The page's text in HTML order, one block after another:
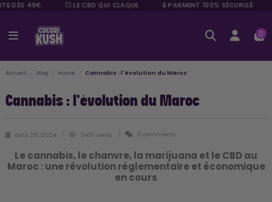
DÈS 49€ 💥 LE CBD QUI CLAQUE 🔒 PAIEMENT 100% SÉCURISÉ
0
Accueil Blog Home Cannabis : l'évolution du Maroc
Cannabis : l'évolution du Maroc
août 25, 2024 3451 views 0 comments
Le cannabis, le chanvre, la marijuana et le CBD au
Maroc : une révolution réglementaire et économique
en cours